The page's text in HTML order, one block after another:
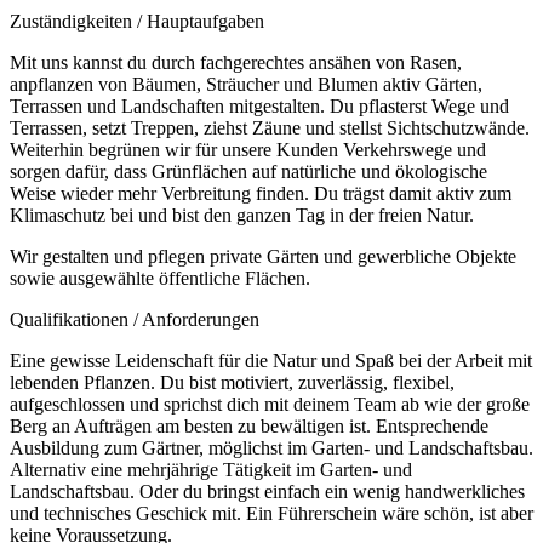
Zuständigkeiten / Hauptaufgaben
Mit uns kannst du durch fachgerechtes ansähen von Rasen,
anpflanzen von Bäumen, Sträucher und Blumen aktiv Gärten,
Terrassen und Landschaften mitgestalten. Du pflasterst Wege und
Terrassen, setzt Treppen, ziehst Zäune und stellst Sichtschutzwände.
Weiterhin begrünen wir für unsere Kunden Verkehrswege und
sorgen dafür, dass Grünflächen auf natürliche und ökologische
Weise wieder mehr Verbreitung finden. Du trägst damit aktiv zum
Klimaschutz bei und bist den ganzen Tag in der freien Natur.
Wir gestalten und pflegen private Gärten und gewerbliche Objekte
sowie ausgewählte öffentliche Flächen.
Qualifikationen / Anforderungen
Eine gewisse Leidenschaft für die Natur und Spaß bei der Arbeit mit
lebenden Pflanzen. Du bist motiviert, zuverlässig, flexibel,
aufgeschlossen und sprichst dich mit deinem Team ab wie der große
Berg an Aufträgen am besten zu bewältigen ist. Entsprechende
Ausbildung zum Gärtner, möglichst im Garten- und Landschaftsbau.
Alternativ eine mehrjährige Tätigkeit im Garten- und
Landschaftsbau. Oder du bringst einfach ein wenig handwerkliches
und technisches Geschick mit. Ein Führerschein wäre schön, ist aber
keine Voraussetzung.